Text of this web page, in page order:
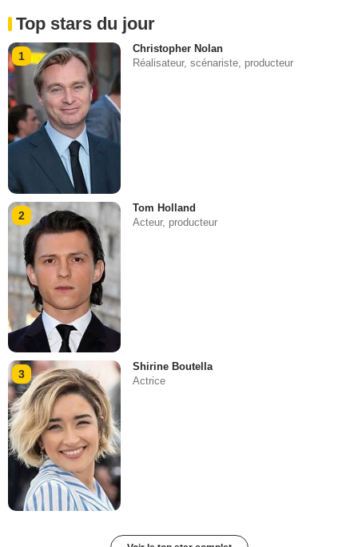
Top stars du jour
1
Christopher Nolan
Réalisateur, scénariste, producteur
2
Tom Holland
Acteur, producteur
3
Shirine Boutella
Actrice